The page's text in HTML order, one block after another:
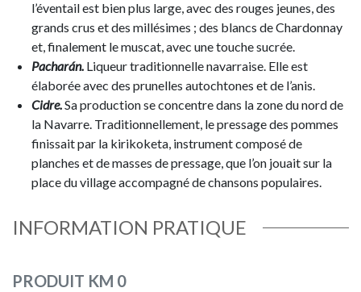
l’éventail est bien plus large, avec des rouges jeunes, des
grands crus et des millésimes ; des blancs de Chardonnay
et, finalement le muscat, avec une touche sucrée.
Pacharán. Liqueur traditionnelle navarraise. Elle est
élaborée avec des prunelles autochtones et de l’anis.
Cidre.Sa production se concentre dans la zone du nord de
la Navarre. Traditionnellement, le pressage des pommes
finissait par la kirikoketa, instrument composé de
planches et de masses de pressage, que l’on jouait sur la
place du village accompagné de chansons populaires.
INFORMATION PRATIQUE
PRODUIT KM 0